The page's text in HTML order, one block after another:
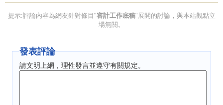
價分析情況以及得出的審計結論。這些審計證據和註冊會計
3.審計工作底稿是評價審計責任、專業勝任能力和工作
業績的依據
提示:評論內容為網友針對條目"審計工作底稿"展開的討論，與本站觀點立
場無關。
發表評論
請文明上網，理性發言並遵守有關規定。